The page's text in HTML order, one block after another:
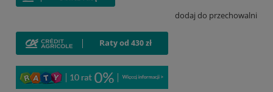
dodaj do przechowalni